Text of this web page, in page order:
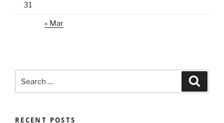
31
« Mar
for:
RECENT POSTS